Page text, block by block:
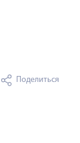
Поделиться